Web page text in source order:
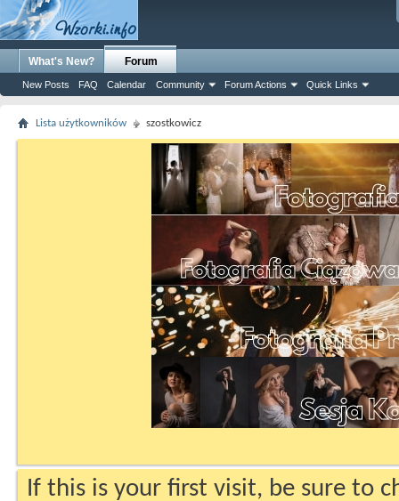
What's New? Forum
New Posts FAQ Calendar Community Forum Actions Quick Links
Lista użytkowników szostkowicz
If this is your first visit, be sure to